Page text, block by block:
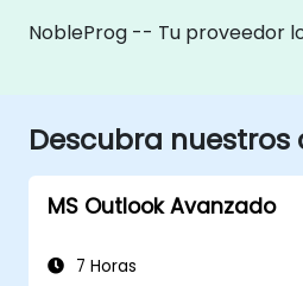
NobleProg -- Tu proveedor
Descubra nuestros
MS Outlook Avanzado
7 Horas